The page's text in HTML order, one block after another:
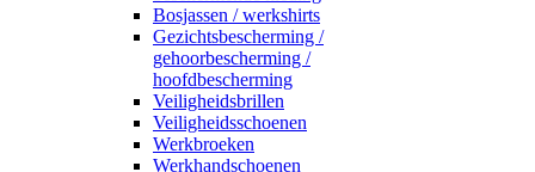
Bosjassen / werkshirts
Gezichtsbescherming /
gehoorbescherming /
hoofdbescherming
Veiligheidsbrillen
Veiligheidsschoenen
Werkbroeken
Werkhandschoenen